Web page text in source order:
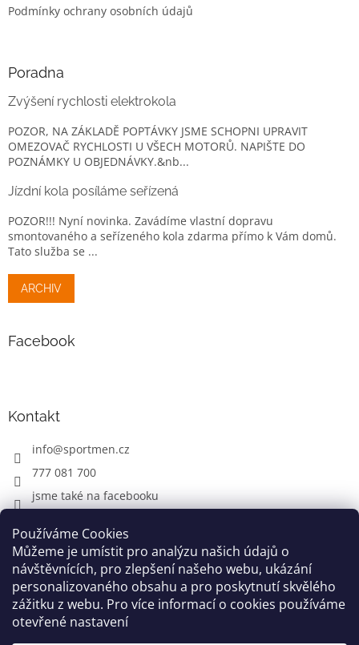
Používáme Cookies
Můžeme je umístit pro analýzu našich údajů o
návštěvnících, pro zlepšení našeho webu, ukázání
personalizovaného obsahu a pro poskytnutí skvělého
zážitku z webu. Pro více informací o cookies používáme
otevřené nastavení
Podmínky ochrany osobních údajů
Poradna
Zvýšení rychlosti elektrokola
POZOR, NA ZÁKLADĚ POPTÁVKY JSME SCHOPNI UPRAVIT
OMEZOVAČ RYCHLOSTI U VŠECH MOTORŮ. NAPIŠTE DO
POZNÁMKY U OBJEDNÁVKY.&nb...
Jízdní kola posíláme seřízená
POZOR!!! Nyní novinka. Zavádíme vlastní dopravu
smontovaného a seřízeného kola zdarma přímo k Vám domů.
Tato služba se ...
ARCHIV
Facebook
Kontakt
info@sportmen.cz
777 081 700
jsme také na facebooku
CYKLO OBLEČENÍ